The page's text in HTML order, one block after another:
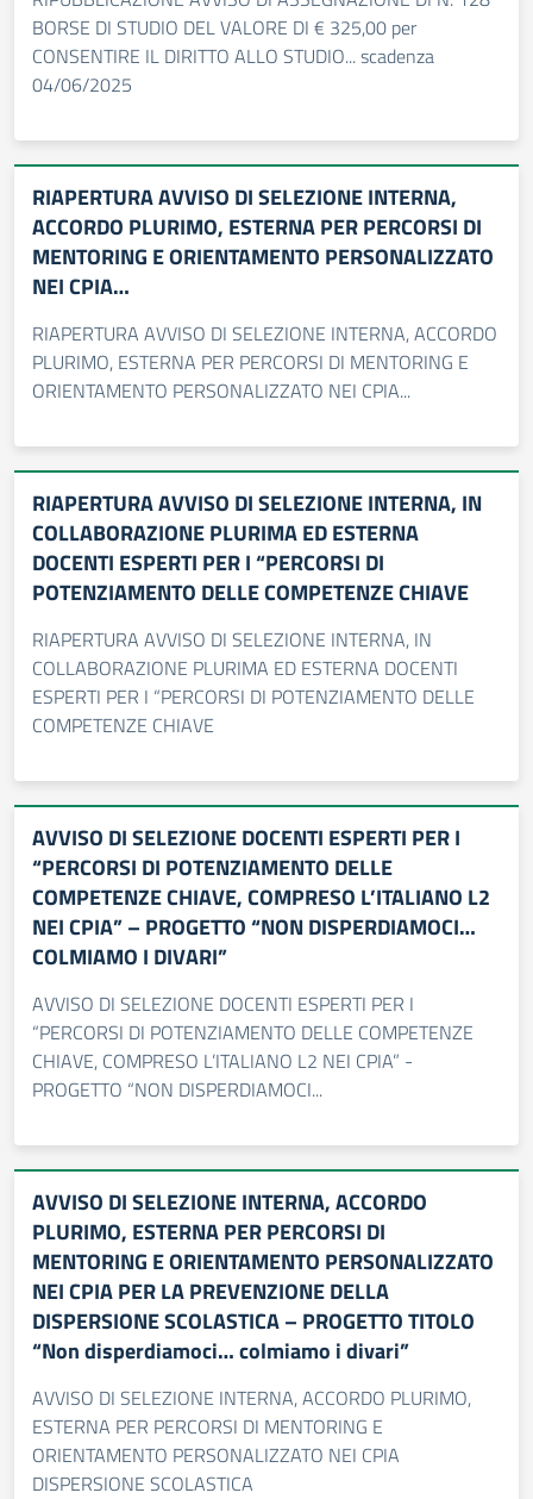
BORSE DI STUDIO DEL VALORE DI € 325,00 per
CONSENTIRE IL DIRITTO ALLO STUDIO... scadenza
04/06/2025
RIAPERTURA AVVISO DI SELEZIONE INTERNA,
ACCORDO PLURIMO, ESTERNA PER PERCORSI DI
MENTORING E ORIENTAMENTO PERSONALIZZATO
NEI CPIA…
RIAPERTURA AVVISO DI SELEZIONE INTERNA, ACCORDO
PLURIMO, ESTERNA PER PERCORSI DI MENTORING E
ORIENTAMENTO PERSONALIZZATO NEI CPIA...
RIAPERTURA AVVISO DI SELEZIONE INTERNA, IN
COLLABORAZIONE PLURIMA ED ESTERNA
DOCENTI ESPERTI PER I “PERCORSI DI
POTENZIAMENTO DELLE COMPETENZE CHIAVE
RIAPERTURA AVVISO DI SELEZIONE INTERNA, IN
COLLABORAZIONE PLURIMA ED ESTERNA DOCENTI
ESPERTI PER I “PERCORSI DI POTENZIAMENTO DELLE
COMPETENZE CHIAVE
AVVISO DI SELEZIONE DOCENTI ESPERTI PER I
“PERCORSI DI POTENZIAMENTO DELLE
COMPETENZE CHIAVE, COMPRESO L’ITALIANO L2
NEI CPIA” – PROGETTO “NON DISPERDIAMOCI…
COLMIAMO I DIVARI”
AVVISO DI SELEZIONE DOCENTI ESPERTI PER I
“PERCORSI DI POTENZIAMENTO DELLE COMPETENZE
CHIAVE, COMPRESO L’ITALIANO L2 NEI CPIA” -
PROGETTO “NON DISPERDIAMOCI...
AVVISO DI SELEZIONE INTERNA, ACCORDO
PLURIMO, ESTERNA PER PERCORSI DI
MENTORING E ORIENTAMENTO PERSONALIZZATO
NEI CPIA PER LA PREVENZIONE DELLA
DISPERSIONE SCOLASTICA – PROGETTO TITOLO
“Non disperdiamoci… colmiamo i divari”
AVVISO DI SELEZIONE INTERNA, ACCORDO PLURIMO,
ESTERNA PER PERCORSI DI MENTORING E
ORIENTAMENTO PERSONALIZZATO NEI CPIA
DISPERSIONE SCOLASTICA